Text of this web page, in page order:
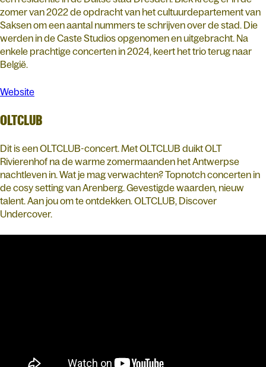
zomer van 2022 de opdracht van het cultuurdepartement van
Saksen om een aantal nummers te schrijven over de stad. Die
werden in de Caste Studios opgenomen en uitgebracht. Na
enkele prachtige concerten in 2024, keert het trio terug naar
België.
Website
OLTCLUB
Dit is een OLTCLUB-concert. Met OLTCLUB duikt OLT
Rivierenhof na de warme zomermaanden het Antwerpse
nachtleven in. Wat je mag verwachten? Topnotch concerten in
de cosy setting van Arenberg. Gevestigde waarden, nieuw
talent. Aan jou om te ontdekken. OLTCLUB, Discover
Undercover.